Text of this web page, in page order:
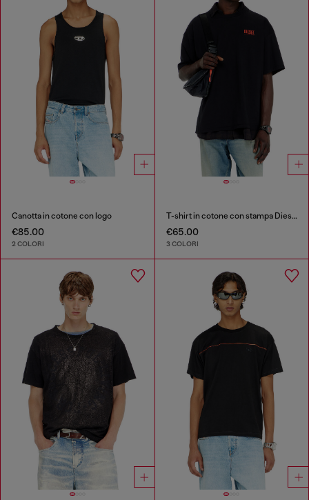
Canotta in cotone con logo
€85.00
2 COLORI
T-shirt in cotone con stampa Diesel Biscotto
€65.00
3 COLORI